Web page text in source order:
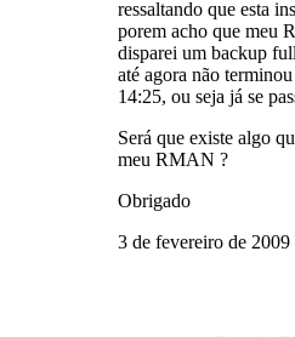
ressaltando que esta
porem acho que meu
disparei um backup
até agora não
14:25, ou seja já se
Será que existe algo
meu RMAN ?
Obrigado
3 de fevereiro de 2009